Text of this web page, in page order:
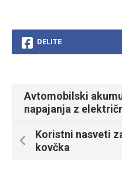
DELITE
Avtomobilski
napajanja z
Koristni nasveti
kovčka